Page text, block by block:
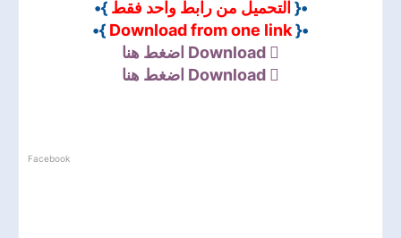
•{ التحميل من رابط واحد فقط }•
•{
Download from one link
}•
Download اضغط هنا
Download اضغط هنا
Facebook